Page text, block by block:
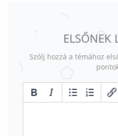
ELSŐNEK
Szólj hozzá a témához